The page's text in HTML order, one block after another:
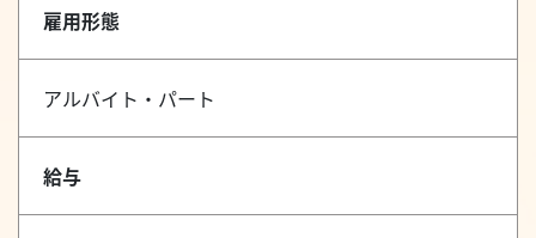
雇用形態
アルバイト・パート
給与